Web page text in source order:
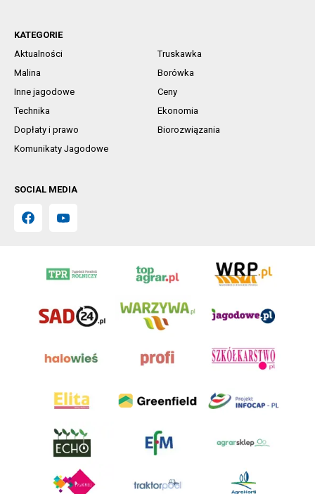
KATEGORIE
Aktualności
Truskawka
Malina
Borówka
Inne jagodowe
Ceny
Technika
Ekonomia
Dopłaty i prawo
Biorozwiązania
Komunikaty Jagodowe
SOCIAL MEDIA